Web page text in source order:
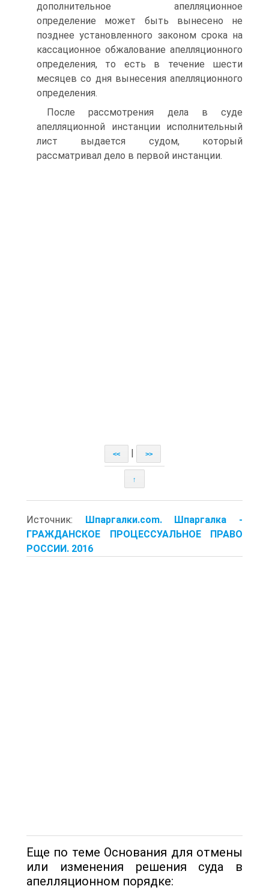
дополнительное апелляционное
определение может быть вынесено не
позднее установленного законом срока на
кассационное обжалование апелляционного
определения, то есть в течение шести
месяцев со дня вынесения апелляционного
определения.
После рассмотрения дела в суде
апелляционной инстанции исполнительный
лист выдается судом, который
рассматривал дело в первой инстанции.
<< >>
↑
Источник: Шпаргалки.com. Шпаргалка -
ГРАЖДАНСКОЕ ПРОЦЕССУАЛЬНОЕ ПРАВО
РОССИИ. 2016
Еще по теме Основания для отмены
или изменения решения суда в
апелляционном порядке: